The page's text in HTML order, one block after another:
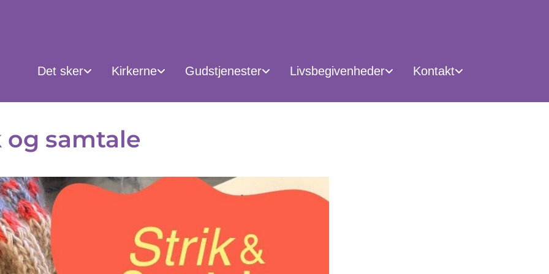
Det sker Kirkerne Gudstjenester Livsbegivenheder Kontakt
og samtale